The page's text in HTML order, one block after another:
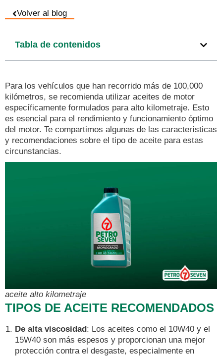
Volver al blog
Tabla de contenidos
Para los vehículos que han recorrido más de 100,000
kilómetros, se recomienda utilizar aceites de motor
específicamente formulados para alto kilometraje. Esto
es esencial para el rendimiento y funcionamiento óptimo
del motor. Te compartimos algunas de las características
y recomendaciones sobre el tipo de aceite para estas
circunstancias.
aceite alto kilometraje
TIPOS DE ACEITE RECOMENDADOS
De alta viscosidad: Los aceites como el 10W40 y el
15W40 son más espesos y proporcionan una mejor
protección contra el desgaste, especialmente en